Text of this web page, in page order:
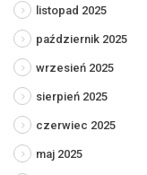
listopad 2025
październik 2025
wrzesień 2025
sierpień 2025
czerwiec 2025
maj 2025